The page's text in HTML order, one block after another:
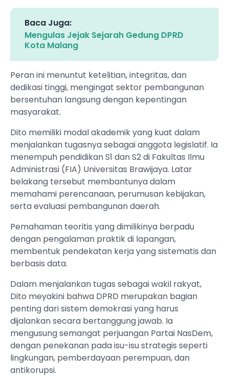
Baca Juga:
Mengulas Jejak Sejarah Gedung DPRD
Kota Malang
Peran ini menuntut ketelitian, integritas, dan
dedikasi tinggi, mengingat sektor pembangunan
bersentuhan langsung dengan kepentingan
masyarakat.
Dito memiliki modal akademik yang kuat dalam
menjalankan tugasnya sebagai anggota legislatif. Ia
menempuh pendidikan S1 dan S2 di Fakultas Ilmu
Administrasi (FIA) Universitas Brawijaya. Latar
belakang tersebut membantunya dalam
memahami perencanaan, perumusan kebijakan,
serta evaluasi pembangunan daerah.
Pemahaman teoritis yang dimilikinya berpadu
dengan pengalaman praktik di lapangan,
membentuk pendekatan kerja yang sistematis dan
berbasis data.
Dalam menjalankan tugas sebagai wakil rakyat,
Dito meyakini bahwa DPRD merupakan bagian
penting dari sistem demokrasi yang harus
dijalankan secara bertanggung jawab. Ia
mengusung semangat perjuangan Partai NasDem,
dengan penekanan pada isu-isu strategis seperti
lingkungan, pemberdayaan perempuan, dan
antikorupsi.